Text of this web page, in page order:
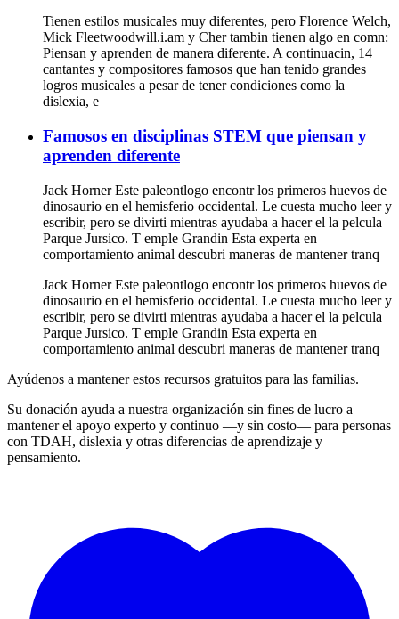
Tienen estilos musicales muy diferentes, pero Florence Welch,
Mick Fleetwoodwill.i.am y Cher tambin tienen algo en comn:
Piensan y aprenden de manera diferente. A continuacin, 14
cantantes y compositores famosos que han tenido grandes
logros musicales a pesar de tener condiciones como la
dislexia, e
Famosos en disciplinas STEM que piensan y
aprenden diferente
Jack Horner Este paleontlogo encontr los primeros huevos de
dinosaurio en el hemisferio occidental. Le cuesta mucho leer y
escribir, pero se divirti mientras ayudaba a hacer el la pelcula
Parque Jursico. T emple Grandin Esta experta en
comportamiento animal descubri maneras de mantener tranq
Jack Horner Este paleontlogo encontr los primeros huevos de
dinosaurio en el hemisferio occidental. Le cuesta mucho leer y
escribir, pero se divirti mientras ayudaba a hacer el la pelcula
Parque Jursico. T emple Grandin Esta experta en
comportamiento animal descubri maneras de mantener tranq
Ayúdenos a mantener estos recursos gratuitos para las familias.
Su donación ayuda a nuestra organización sin fines de lucro a
mantener el apoyo experto y continuo —y sin costo— para personas
con TDAH, dislexia y otras diferencias de aprendizaje y
pensamiento.